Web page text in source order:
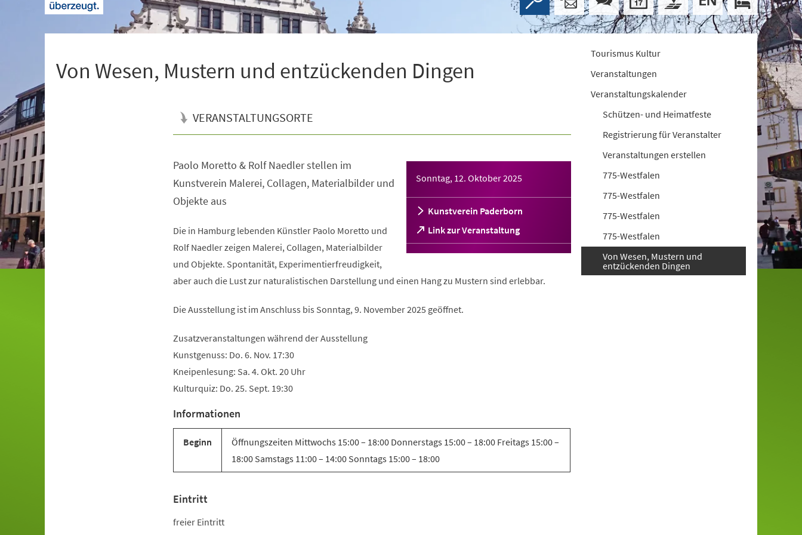
Von Wesen, Mustern und entzückenden Dingen
VERANSTALTUNGSORTE
Sonntag, 12. Oktober 2025
Kunstverein Paderborn
Link zur Veranstaltung
(Öffnet
in
einem
Tab)
Paolo Moretto & Rolf Naedler stellen im
Kunstverein Malerei, Collagen, Materialbilder und
Objekte aus
Die in Hamburg lebenden Künstler Paolo Moretto und
Rolf Naedler zeigen Malerei, Collagen, Materialbilder
und Objekte. Spontanität, Experimentierfreudigkeit,
aber auch die Lust zur naturalistischen Darstellung und einen Hang zu Mustern sind erlebbar.
Die Ausstellung ist im Anschluss bis Sonntag, 9. November 2025 geöffnet.
Zusatzveranstaltungen während der Ausstellung
Kunstgenuss: Do. 6. Nov. 17:30
Kneipenlesung: Sa. 4. Okt. 20 Uhr
Kulturquiz: Do. 25. Sept. 19:30
Informationen
Beginn
Öffnungszeiten Mittwochs 15:00 – 18:00 Donnerstags 15:00 – 18:00 Freitags 15:00 –
18:00 Samstags 11:00 – 14:00 Sonntags 15:00 – 18:00
Eintritt
freier Eintritt
Tourismus Kultur
Veranstaltungen
Veranstaltungskalender
Schützen- und Heimatfeste
Registrierung für Veranstalter
Veranstaltungen erstellen
775-Westfalen
775-Westfalen
775-Westfalen
775-Westfalen
Von Wesen, Mustern und
entzückenden Dingen